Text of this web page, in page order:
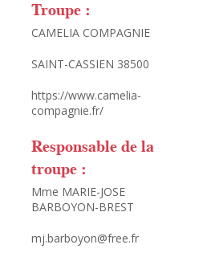
Troupe :
CAMELIA COMPAGNIE
SAINT-CASSIEN 38500
https://www.camelia-
compagnie.fr/
Responsable de la
troupe :
Mme MARIE-JOSE
BARBOYON-BREST
mj.barboyon@free.fr